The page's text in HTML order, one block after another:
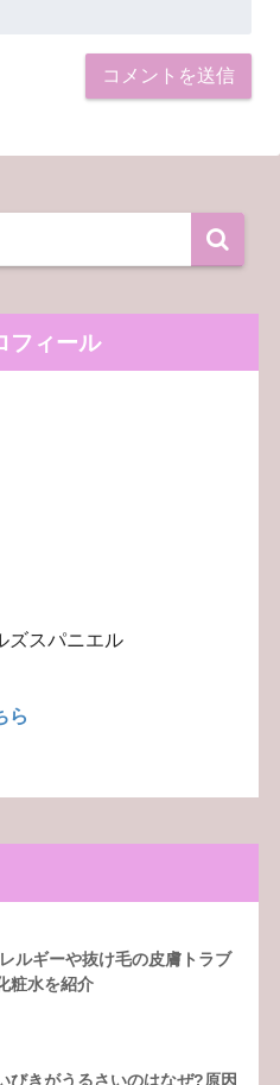
フィール
ズスパニエル
ら
ルギーや抜け毛の皮膚トラブ
粧水を紹介
びきがうるさいのはなぜ?原因